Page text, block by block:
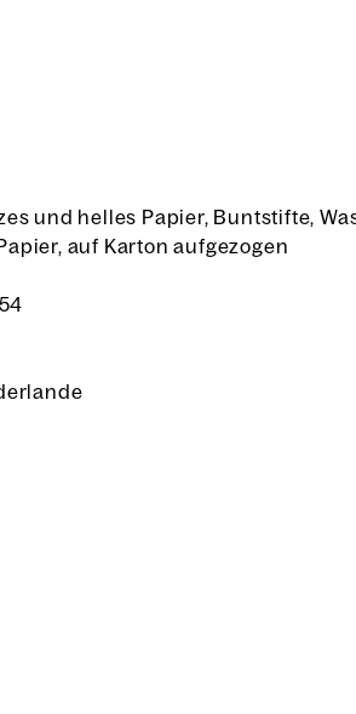
und helles Papier, Buntstifte,
auf Karton aufgezogen